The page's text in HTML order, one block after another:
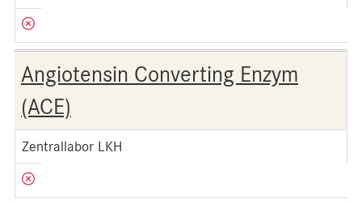
Angiotensin Converting Enzym
(ACE)
Zentrallabor LKH